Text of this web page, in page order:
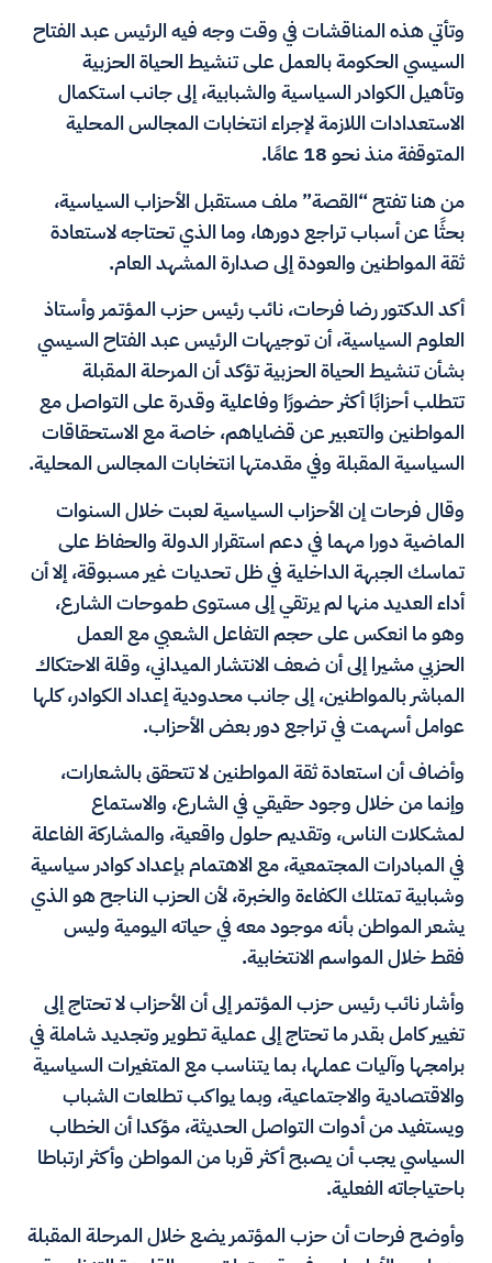
وتأتي هذه المناقشات في وقت وجه فيه الرئيس عبد الفتاح
السيسي الحكومة بالعمل على تنشيط الحياة الحزبية
وتأهيل الكوادر السياسية والشبابية، إلى جانب استكمال
الاستعدادات اللازمة لإجراء انتخابات المجالس المحلية
المتوقفة منذ نحو 18 عامًا.
من هنا تفتح “القصة” ملف مستقبل الأحزاب السياسية،
بحثًا عن أسباب تراجع دورها، وما الذي تحتاجه لاستعادة
ثقة المواطنين والعودة إلى صدارة المشهد العام.
أكد الدكتور رضا فرحات، نائب رئيس حزب المؤتمر وأستاذ
العلوم السياسية، أن توجيهات الرئيس عبد الفتاح السيسي
بشأن تنشيط الحياة الحزبية تؤكد أن المرحلة المقبلة
تتطلب أحزابًا أكثر حضورًا وفاعلية وقدرة على التواصل مع
المواطنين والتعبير عن قضاياهم، خاصة مع الاستحقاقات
السياسية المقبلة وفي مقدمتها انتخابات المجالس المحلية.
وقال فرحات إن الأحزاب السياسية لعبت خلال السنوات
الماضية دورا مهما في دعم استقرار الدولة والحفاظ على
تماسك الجبهة الداخلية في ظل تحديات غير مسبوقة، إلا أن
أداء العديد منها لم يرتقي إلى مستوى طموحات الشارع،
وهو ما انعكس على حجم التفاعل الشعبي مع العمل
الحزبي مشيرا إلى أن ضعف الانتشار الميداني، وقلة الاحتكاك
المباشر بالمواطنين، إلى جانب محدودية إعداد الكوادر، كلها
عوامل أسهمت في تراجع دور بعض الأحزاب.
وأضاف أن استعادة ثقة المواطنين لا تتحقق بالشعارات،
وإنما من خلال وجود حقيقي في الشارع، والاستماع
لمشكلات الناس، وتقديم حلول واقعية، والمشاركة الفاعلة
في المبادرات المجتمعية، مع الاهتمام بإعداد كوادر سياسية
وشبابية تمتلك الكفاءة والخبرة، لأن الحزب الناجح هو الذي
يشعر المواطن بأنه موجود معه في حياته اليومية وليس
فقط خلال المواسم الانتخابية.
وأشار نائب رئيس حزب المؤتمر إلى أن الأحزاب لا تحتاج إلى
تغيير كامل بقدر ما تحتاج إلى عملية تطوير وتجديد شاملة في
برامجها وآليات عملها، بما يتناسب مع المتغيرات السياسية
والاقتصادية والاجتماعية، وبما يواكب تطلعات الشباب
ويستفيد من أدوات التواصل الحديثة، مؤكدا أن الخطاب
السياسي يجب أن يصبح أكثر قربا من المواطن وأكثر ارتباطا
باحتياجاته الفعلية.
وأوضح فرحات أن حزب المؤتمر يضع خلال المرحلة المقبلة